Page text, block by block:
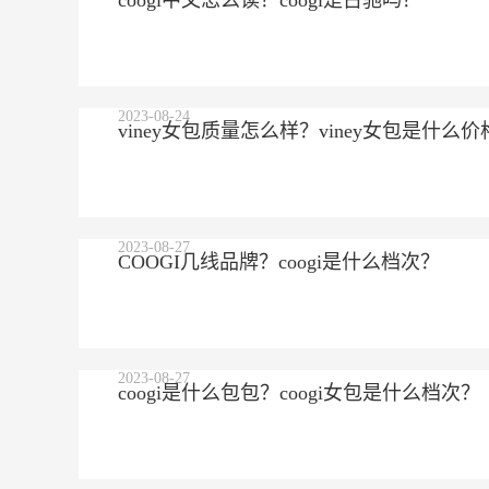
viney女包质量怎么样？viney女包是什么价
2023-08-24
COOGI几线品牌？coogi是什么档次？
2023-08-27
coogi是什么包包？coogi女包是什么档次？
2023-08-27